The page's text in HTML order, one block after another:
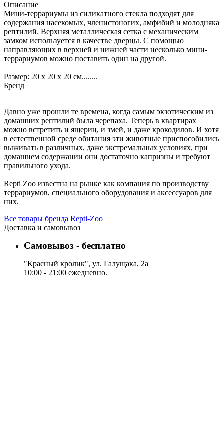
Описание
Мини-террариумы из силикатного стекла подходят для
содержания насекомых, членистоногих, амфибий и молодняка
рептилий. Верхняя металлическая сетка с механическим
замком используется в качестве дверцы. С помощью
направляющих в верхней и нижней части несколько мини-
террариумов можно поставить один на другой.
Размер: 20 х 20 х 20 см........
Бренд
Давно уже прошли те времена, когда самым экзотическим из
домашних рептилий была черепаха. Теперь в квартирах
можно встретить и ящериц, и змей, и даже крокодилов. И хотя
в естественной среде обитания эти животные приспособились
выживать в различных, даже экстремальных условиях, при
домашнем содержании они достаточно капризны и требуют
правильного ухода.
Repti Zoo известна на рынке как компания по производству
террариумов, специального оборудования и аксессуаров для
них.
Все товары бренда Repti-Zoo
Доставка и самовывоз
Самовывоз - бесплатно
"Красный кролик", ул. Галущака, 2а
10:00 - 21:00 ежедневно.